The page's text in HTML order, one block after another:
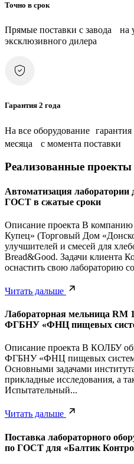
Точно в срок
Прямые поставки с завода на
эксклюзивного дилера
Гарантия 2 года
На все оборудование гарантия
месяца с момента поставки
Реализованные проекты
Автоматизация
ГОСТ в сжатые сроки
Описание проекта В
Купец» (Торговый Дом
улучшителей и смесей для
Bread&Good. Задачи клиента
оснастить свою лабораторию
Читать дальше
Лабораторная мельница
ФГБНУ «ФНЦ пищевых
Описание проекта В КОЛБУ
ФГБНУ «ФНЦ пищевых
Основными задачами
прикладные исследования, а
Испытательный...
Читать дальше
Поставка лабораторного
по ГОСТ для «Балтик